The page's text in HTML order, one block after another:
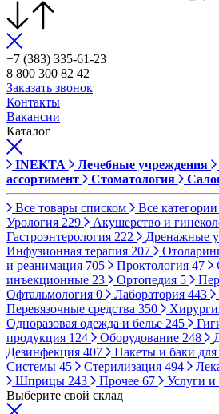
+7 (383) 335-61-23
8 800 300 82 42
Заказать звонок
Контакты
Вакансии
Каталог
INEKTA Лечебные учреждения
ассортимент
Стоматология
Все товары списком Все категории
Урология 229 Акушерство и
Гастроэнтерология 222 Дренажные
Инфузионная терапия 207
и реанимация 705 Проктология 47
инъекционные 23 Ортопедия 5
Офтальмология 0 Лаборатория 443
Перевязочные средства 350
Одноразовая одежда и белье 245
продукция 124 Оборудование 248
Дезинфекция 407 Пакеты и баки для
Системы 45 Стерилизация 494
Шприцы 243 Прочее 67 Услуги
Выберите свой склад